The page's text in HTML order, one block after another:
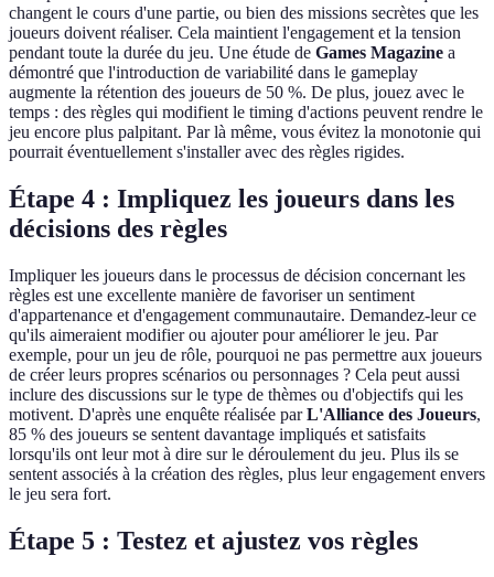
changent le cours d'une partie, ou bien des missions secrètes que les
joueurs doivent réaliser. Cela maintient l'engagement et la tension
pendant toute la durée du jeu. Une étude de Games Magazine a
démontré que l'introduction de variabilité dans le gameplay
augmente la rétention des joueurs de 50 %. De plus, jouez avec le
temps : des règles qui modifient le timing d'actions peuvent rendre le
jeu encore plus palpitant. Par là même, vous évitez la monotonie qui
pourrait éventuellement s'installer avec des règles rigides.
Étape 4 : Impliquez les joueurs dans les
décisions des règles
Impliquer les joueurs dans le processus de décision concernant les
règles est une excellente manière de favoriser un sentiment
d'appartenance et d'engagement communautaire. Demandez-leur ce
qu'ils aimeraient modifier ou ajouter pour améliorer le jeu. Par
exemple, pour un jeu de rôle, pourquoi ne pas permettre aux joueurs
de créer leurs propres scénarios ou personnages ? Cela peut aussi
inclure des discussions sur le type de thèmes ou d'objectifs qui les
motivent. D'après une enquête réalisée parL'Alliance des Joueurs,
85 % des joueurs se sentent davantage impliqués et satisfaits
lorsqu'ils ont leur mot à dire sur le déroulement du jeu. Plus ils se
sentent associés à la création des règles, plus leur engagement envers
le jeu sera fort.
Étape 5 : Testez et ajustez vos règles